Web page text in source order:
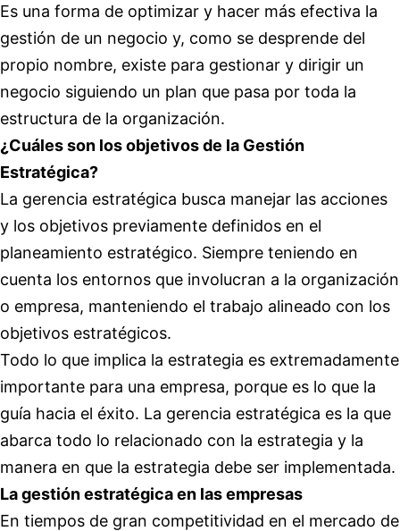
Es una forma de optimizar y hacer más efectiva la
gestión de un negocio y, como se desprende del
propio nombre, existe para gestionar y dirigir un
negocio siguiendo un plan que pasa por toda la
estructura de la organización.
¿Cuáles son los objetivos de la Gestión
Estratégica?
La gerencia estratégica busca manejar las acciones
y los objetivos previamente definidos en el
planeamiento estratégico. Siempre teniendo en
cuenta los entornos que involucran a la organización
o empresa, manteniendo el trabajo alineado con los
objetivos estratégicos.
Todo lo que implica la estrategia es extremadamente
importante para una empresa, porque es lo que la
guía hacia el éxito. La gerencia estratégica es la que
abarca todo lo relacionado con la estrategia y la
manera en que la estrategia debe ser implementada.
La gestión estratégica en las empresas
En tiempos de gran competitividad en el mercado de